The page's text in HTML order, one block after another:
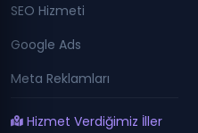
SEO Hizmeti
Google Ads
Meta Reklamları
Hizmet Verdiğimiz İller